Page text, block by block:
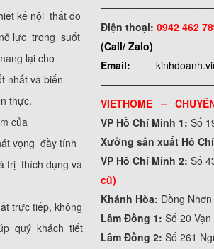
kế nội thất do
lực trong suốt
lại cho
nhất và biến
thực.
của
vọng đầy tính
trị thích dụng và
trực tiếp, không
quý khách tiết
Điện thoại:0942 462
(Call/ Zalo)
Email:
VIETHOME –
VP Hồ Chí Minh 1: Số
Xưởng sản xuất Hồ
VP Hồ Chí Minh 2: Số
cũ)
Khánh Hòa:Đồng
Lâm Đồng 1:Số 20
Lâm Đồng 2:Số 261